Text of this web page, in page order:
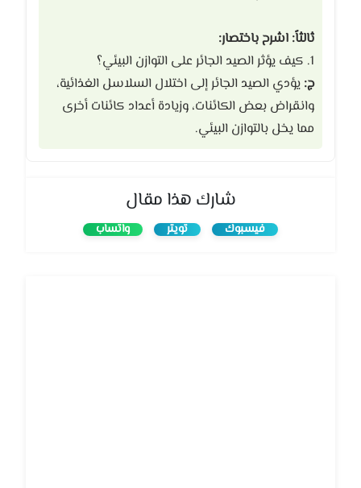
ثالثاً: اشرح باختصار:
1. كيف يؤثر الصيد الجائر على التوازن البيئي؟
ج: يؤدي الصيد الجائر إلى اختلال السلاسل الغذائية،
وانقراض بعض الكائنات، وزيادة أعداد كائنات أخرى
مما يخل بالتوازن البيئي.
شارك هذا مقال
فيسبوك تويتر واتساب